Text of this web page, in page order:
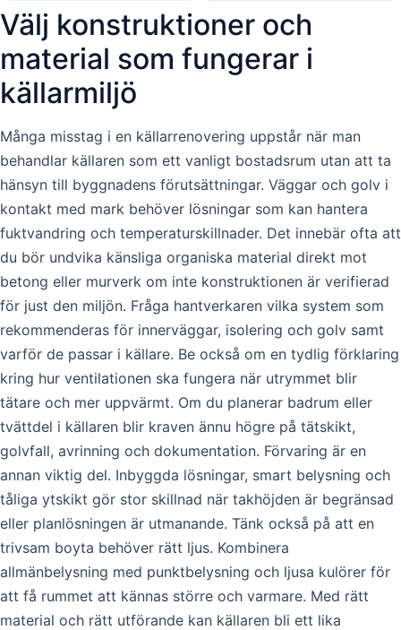
Välj konstruktioner och
material som fungerar i
källarmiljö
Många misstag i en källarrenovering uppstår när man
behandlar källaren som ett vanligt bostadsrum utan att ta
hänsyn till byggnadens förutsättningar. Väggar och golv i
kontakt med mark behöver lösningar som kan hantera
fuktvandring och temperaturskillnader. Det innebär ofta att
du bör undvika känsliga organiska material direkt mot
betong eller murverk om inte konstruktionen är verifierad
för just den miljön. Fråga hantverkaren vilka system som
rekommenderas för innerväggar, isolering och golv samt
varför de passar i källare. Be också om en tydlig förklaring
kring hur ventilationen ska fungera när utrymmet blir
tätare och mer uppvärmt. Om du planerar badrum eller
tvättdel i källaren blir kraven ännu högre på tätskikt,
golvfall, avrinning och dokumentation. Förvaring är en
annan viktig del. Inbyggda lösningar, smart belysning och
tåliga ytskikt gör stor skillnad när takhöjden är begränsad
eller planlösningen är utmanande. Tänk också på att en
trivsam boyta behöver rätt ljus. Kombinera
allmänbelysning med punktbelysning och ljusa kulörer för
att få rummet att kännas större och varmare. Med rätt
material och rätt utförande kan källaren bli ett lika